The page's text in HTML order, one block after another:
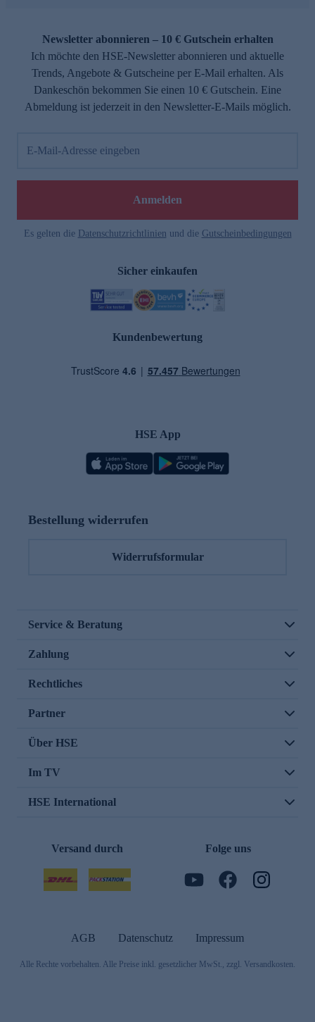
Newsletter abonnieren – 10 € Gutschein erhalten
Ich möchte den HSE-Newsletter abonnieren und aktuelle
Trends, Angebote & Gutscheine per E-Mail erhalten. Als
Dankeschön bekommen Sie einen 10 € Gutschein. Eine
Abmeldung ist jederzeit in den Newsletter-E-Mails möglich.
E-Mail-Adresse eingeben
Anmelden
Es gelten die Datenschutzrichtlinien und die Gutscheinbedingungen
Sicher einkaufen
Kundenbewertung
HSE App
Bestellung widerrufen
Widerrufsformular
Service & Beratung
Zahlung
Rechtliches
Partner
Über HSE
Im TV
HSE International
Versand durch Folge uns
AGB Datenschutz Impressum
Alle Rechte vorbehalten. Alle Preise inkl. gesetzlicher MwSt., zzgl. Versandkosten.